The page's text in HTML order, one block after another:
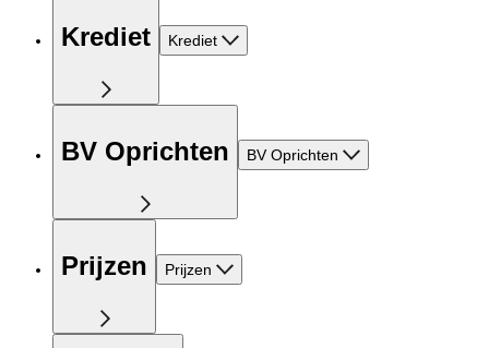
Krediet Krediet
BV Oprichten BV Oprichten
Prijzen Prijzen